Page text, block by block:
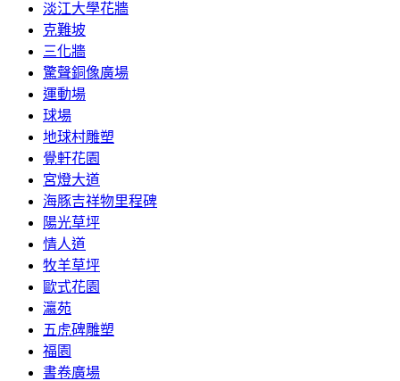
淡江大學花牆
克難坡
三化牆
驚聲銅像廣場
運動場
球場
地球村雕塑
覺軒花園
宮燈大道
海豚吉祥物里程碑
陽光草坪
情人道
牧羊草坪
歐式花園
瀛苑
五虎碑雕塑
福園
書卷廣場